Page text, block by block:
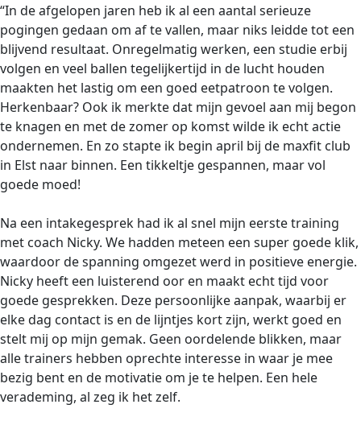
“In de afgelopen jaren heb ik al een aantal serieuze
pogingen gedaan om af te vallen, maar niks leidde tot een
blijvend resultaat. Onregelmatig werken, een studie erbij
volgen en veel ballen tegelijkertijd in de lucht houden
maakten het lastig om een goed eetpatroon te volgen.
Herkenbaar? Ook ik merkte dat mijn gevoel aan mij begon
te knagen en met de zomer op komst wilde ik echt actie
ondernemen. En zo stapte ik begin april bij de maxfit club
in Elst naar binnen. Een tikkeltje gespannen, maar vol
goede moed!
Na een intakegesprek had ik al snel mijn eerste training
met coach Nicky. We hadden meteen een super goede klik,
waardoor de spanning omgezet werd in positieve energie.
Nicky heeft een luisterend oor en maakt echt tijd voor
goede gesprekken. Deze persoonlijke aanpak, waarbij er
elke dag contact is en de lijntjes kort zijn, werkt goed en
stelt mij op mijn gemak. Geen oordelende blikken, maar
alle trainers hebben oprechte interesse in waar je mee
bezig bent en de motivatie om je te helpen. Een hele
verademing, al zeg ik het zelf.